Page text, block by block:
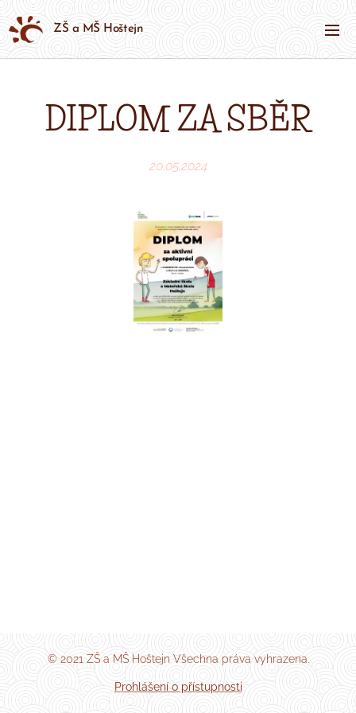
ZŠ a MŠ Hoštejn
DIPLOM ZA SBĚR
20.05.2024
© 2021 ZŠ a MŠ Hoštejn Všechna práva vyhrazena.
Prohlášení o přístupnosti